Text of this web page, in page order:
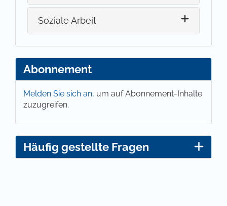
Soziale Arbeit
Abonnement
Melden Sie sich an, um auf Abonnement-Inhalte
zuzugreifen.
Häufig gestellte Fragen